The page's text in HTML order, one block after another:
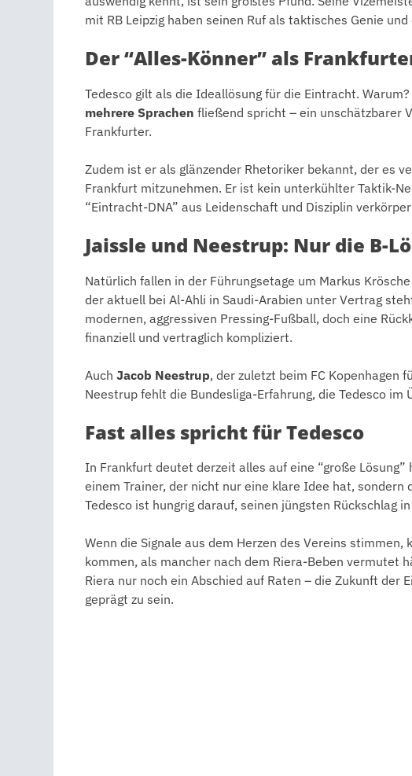
mit RB Leipzig haben seinen Ruf als taktisches Genie
Der “Alles-Könner” als
Tedesco gilt als die Ideallösung für die Eintracht.
mehrere Sprachen fließend spricht – ein unschätzbarer
Frankfurter.
Zudem ist er als glänzender Rhetoriker bekannt, der es
Frankfurt mitzunehmen. Er ist kein unterkühlter Taktik-
“Eintracht-DNA” aus Leidenschaft und Disziplin
Jaissle und Neestrup: Nur die B-
Natürlich fallen in der Führungsetage um Markus
der aktuell bei Al-Ahli in Saudi-Arabien unter Vertrag
modernen, aggressiven Pressing-Fußball, doch eine
finanziell und vertraglich kompliziert.
Auch Jacob Neestrup, der zuletzt beim FC Kopenhagen
Neestrup fehlt die Bundesliga-Erfahrung, die Tedesco im
Fast alles spricht für Tedesco
In Frankfurt deutet derzeit alles auf eine “große
einem Trainer, der nicht nur eine klare Idee hat,
Tedesco ist hungrig darauf, seinen jüngsten Rückschlag
Wenn die Signale aus dem Herzen des Vereins
kommen, als mancher nach dem Riera-Beben vermutet
Riera nur noch ein Abschied auf Raten – die Zukunft
geprägt zu sein.